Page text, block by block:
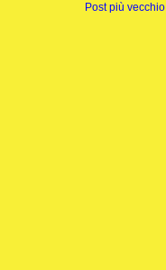
Post più vecchio